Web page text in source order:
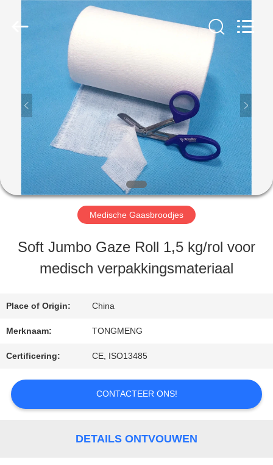
PRODUCTEN
ONGEVEER
ONS
FABRIEKSREIS
KWALITEITSCONTROLE
CONTACTEER
VERZOEK
OM
Reserved.
Medische Gaasbroodjes
Soft Jumbo Gaze Roll 1,5 kg/rol voor
medisch verpakkingsmateriaal
Place of Origin: China
Merknaam: TONGMENG
Certificering: CE, ISO13485
CONTACTEER ONS!
DETAILS ONTVOUWEN